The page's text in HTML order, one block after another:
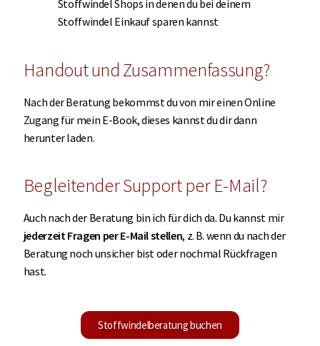
Stoffwindel Shops in denen du bei deinem
Stoffwindel Einkauf sparen kannst
Handout und Zusammenfassung?
Nach der Beratung bekommst du von mir einen Online
Zugang für mein E-Book, dieses kannst du dir dann
herunter laden.
Begleitender Support per E-Mail?
Auch nach der Beratung bin ich für dich da. Du kannst mir
jederzeit Fragen per E-Mail stellen, z. B. wenn du nach der
Beratung noch unsicher bist oder nochmal Rückfragen
hast.
Stoffwindelberatung buchen